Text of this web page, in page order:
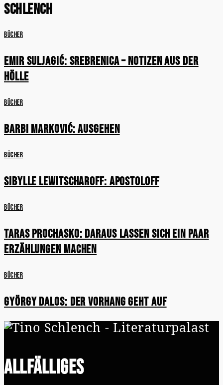
Schlench
Bücher
Emir Suljagić: Srebrenica – Notizen aus der
Hölle
Bücher
Barbi Marković: Ausgehen
Bücher
Sibylle Lewitscharoff: Apostoloff
Bücher
Taras Prochasko: Daraus lassen sich ein paar
Erzählungen machen
Bücher
György Dalos: Der Vorhang geht auf
Allfälliges